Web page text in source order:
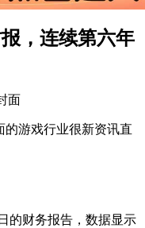
，连续第六年
的游戏行业很新资讯直
的财务报告，数据显示